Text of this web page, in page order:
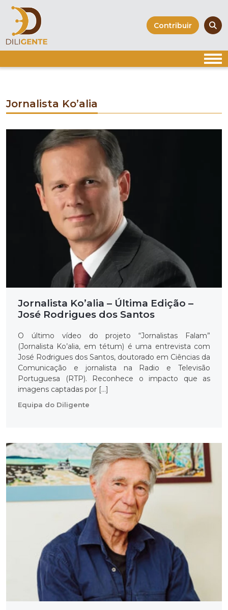
Skip
content
Contribuir
Jornalista Ko’alia
Jornalista Ko’alia – Última Edição –
José Rodrigues dos Santos
O último vídeo do projeto “Jornalistas Falam”
(Jornalista Ko’alia, em tétum) é uma entrevista com
José Rodrigues dos Santos, doutorado em Ciências da
Comunicação e jornalista na Radio e Televisão
Portuguesa (RTP). Reconhece o impacto que as
imagens captadas por […]
Equipa do Diligente